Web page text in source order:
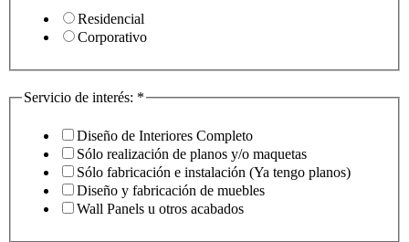
Residencial
Corporativo
Servicio de interés: *
Diseño de Interiores Completo
Sólo realización de planos y/o maquetas
Sólo fabricación e instalación (Ya tengo planos)
Diseño y fabricación de muebles
Wall Panels u otros acabados